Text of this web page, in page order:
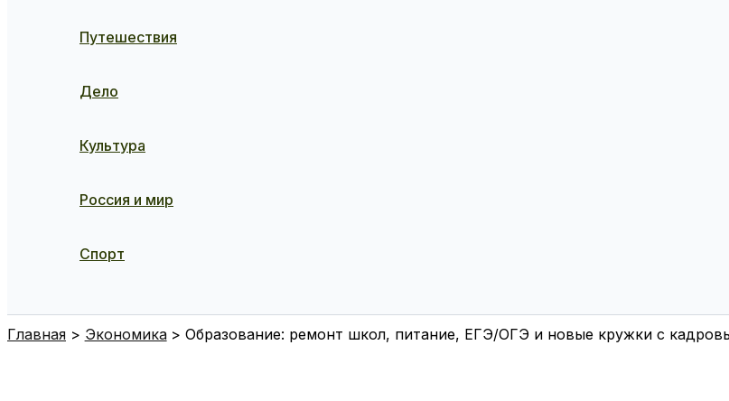
Путешествия
Дело
Культура
Россия и мир
Спорт
Главная Экономика Образование: ремонт школ, питание, ЕГЭ/ОГЭ и новые кружки с